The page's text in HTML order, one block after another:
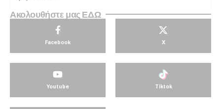
Ακολουθήστε μας ΕΔΩ
Facebook X
Youtube Tiktok